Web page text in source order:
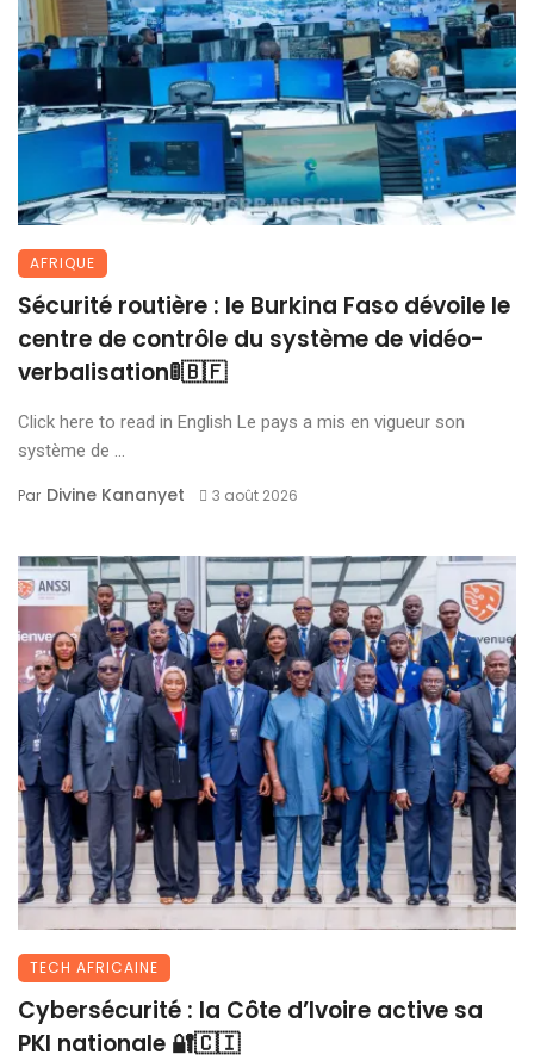
AFRIQUE
Sécurité routière : le Burkina Faso dévoile le
centre de contrôle du système de vidéo-
verbalisation🚦🇧🇫
Click here to read in English Le pays a mis en vigueur son
système de ...
Par Divine Kananyet 3 août 2026
TECH AFRICAINE
Cybersécurité : la Côte d’Ivoire active sa
PKI nationale 🔐🇨🇮